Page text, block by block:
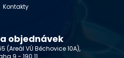
Kontakty
objednávek
(Areál VÚ Běchovice 10A),